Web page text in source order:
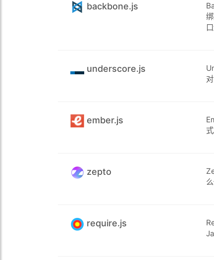
backbone.js
underscore.js
对
ember.js
式
zepto
require.js